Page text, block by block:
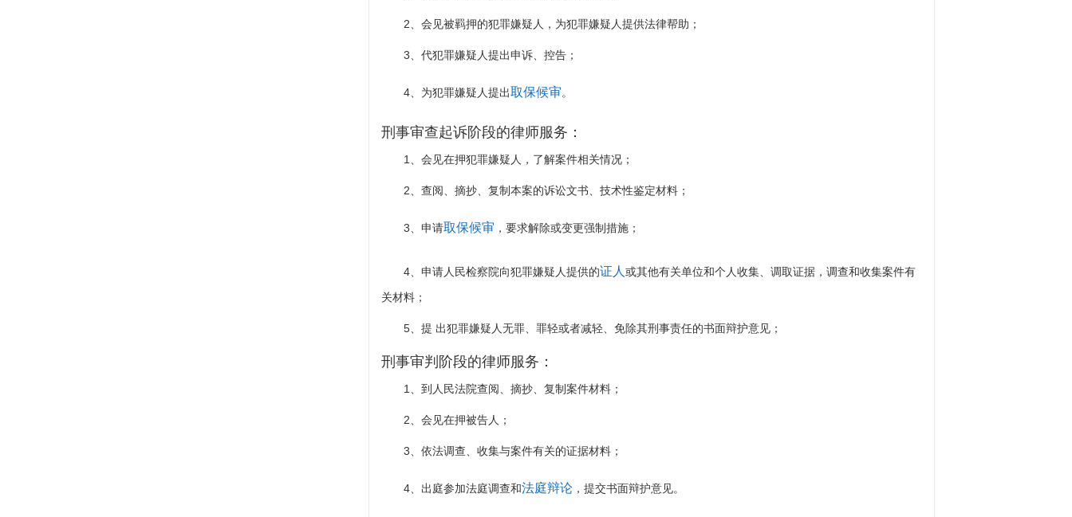
2、会见被羁押的犯罪嫌疑人，为犯罪嫌疑人提供法律帮助；
3、代犯罪嫌疑人提出申诉、控告；
4、为犯罪嫌疑人提出取保候审。
刑事审查起诉阶段的律师服务：
1、会见在押犯罪嫌疑人，了解案件相关情况；
2、查阅、摘抄、复制本案的诉讼文书、技术性鉴定材料；
3、申请取保候审 ，要求解除或变更强制措施；
4、申请人民检察院向犯罪嫌疑人提供的证人 或其他有关单位和个人收集、调取证据，调查和收集案件有
关材料；
5、提 出犯罪嫌疑人无罪、罪轻或者减轻、免除其刑事责任的书面辩护意见；
刑事审判阶段的律师服务：
1、到人民法院查阅、摘抄、复制案件材料；
2、会见在押被告人；
3、依法调查、收集与案件有关的证据材料；
4、出庭参加法庭调查和法庭辩论 ，提交书面辩护意见。